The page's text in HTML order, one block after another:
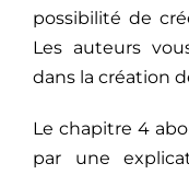
possibilité de
Les auteurs
dans la création
Le chapitre 4
par une